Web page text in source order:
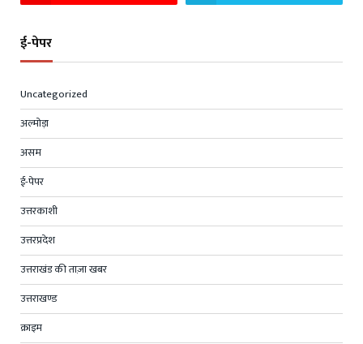
ई-पेपर
Uncategorized
अल्मोड़ा
असम
ई-पेपर
उत्तरकाशी
उत्तरप्रदेश
उत्तराखंड की ताज़ा खबर
उत्तराखण्ड
क्राइम